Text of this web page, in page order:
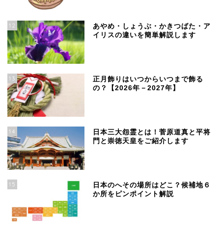
12
あやめ・しょうぶ・かきつばた・ア
イリスの違いを簡単解説します
13
正月飾りはいつからいつまで飾る
の？【2026年－2027年】
14
日本三大怨霊とは！菅原道真と平将
門と崇徳天皇をご紹介します
15
日本のへその場所はどこ？候補地６
か所をピンポイント解説